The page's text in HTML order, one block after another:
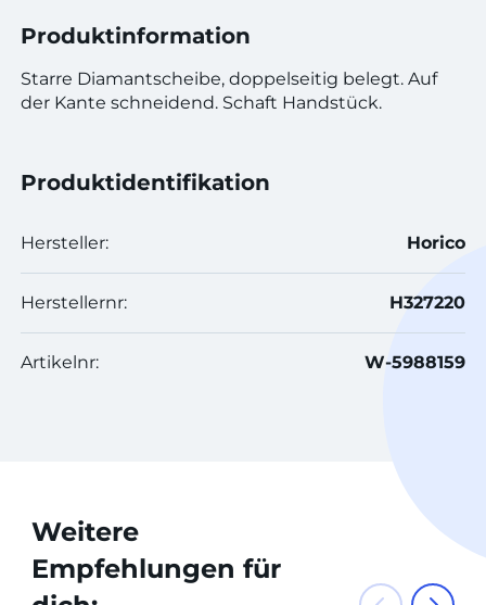
Produktinformation
Starre Diamantscheibe, doppelseitig belegt. Auf
der Kante schneidend. Schaft Handstück.
Produktidentifikation
Hersteller: Horico
Herstellernr: H327220
Artikelnr: W-5988159
Weitere
Empfehlungen für